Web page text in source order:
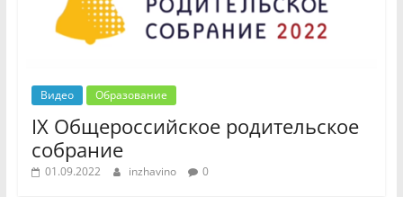
Видео Образование
IX Общероссийское родительское
собрание
01.09.2022 inzhavino 0